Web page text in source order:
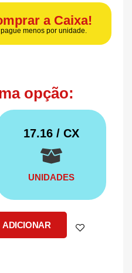
a Caixa!
menos por unidade.
opção:
17.16/ CX
UNIDADES
ADICIONAR